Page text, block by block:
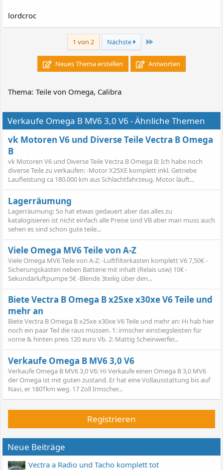
lordcroc
1 von 2 Nächste Letzte
Neues Thema erstellen Antworten
Thema: Teile von Omega, Calibra
Verkaufe Omega B MV6 3,0 V6 - Ähnliche Themen
vk Motoren V6 und Diverse Teile Vectra B Omega
B
vk Motoren V6 und Diverse Teile Vectra B Omega B: Ich habe noch
diverse Teile zu verkaufen: -Motor X25XE komplett inkl. Getriebe
Laufleistung ca 180.000 km aus Schlachtfahrzeug. Motor läuft...
Lagerräumung
Lagerräumung: So hat etwas gedauert aber das alles zu
katalogisieren ist nicht einfach alle Preise sind VB aber man muss auch
sehen es sind schon gute teile...
Viele Omega MV6 Teile von A-Z
Viele Omega MV6 Teile von A-Z: -Luftfilterkasten komplett V6 7,50€ -
Sicherungskasten neben Batterie mit inhalt (Relais usw) 10€ -
Sekundärluftpumpe 5€ -Blende 3teilig über den...
Biete Vectra B Omega B x25xe x30xe V6 Teile und
mehr an
Biete Vectra B Omega B x25xe x30xe V6 Teile und mehr an: Hi hab hier
noch ein paar Teil die raus müssen. 1: irmscher einstiegsleisten für
vorne & hinten preis 120 euro Vb. 2: Mattig Scheinwerfer...
Verkaufe Omega B MV6 3,0 V6
Verkaufe Omega B MV6 3,0 V6: Hi Verkaufe einen Omega B 3,0 MV6
der Omega ist mit guten zustand. Er hat eine Vollausstattung bis auf
Navi, er 180Tkm weg. 17 Zoll Irmscher...
Registrieren
Neue Beiträge
Vectra a Radio und Tacho komplett tot